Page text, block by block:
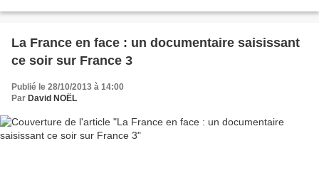
La France en face : un documentaire saisissant
ce soir sur France 3
Publié le 28/10/2013 à 14:00
Par David NOËL